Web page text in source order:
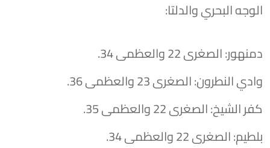
​الوجه البحري والدلتا:
​دمنهور: الصغرى 22 والعظمى 34.
​وادي النطرون: الصغرى 23 والعظمى 36.
​كفر الشيخ: الصغرى 22 والعظمى 35.
​بلطيم: الصغرى 22 والعظمى 34.